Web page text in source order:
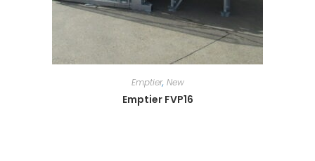
Emptier, New
Emptier FVP16